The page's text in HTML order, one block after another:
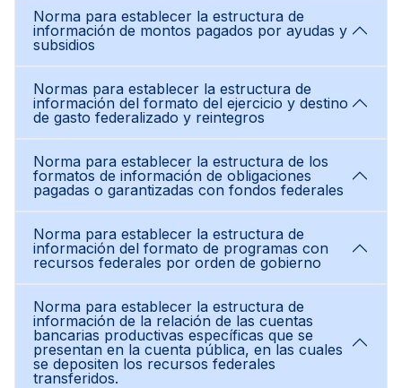
Norma para establecer la estructura de
información de montos pagados por ayudas y
subsidios
Normas para establecer la estructura de
información del formato del ejercicio y destino
de gasto federalizado y reintegros
Norma para establecer la estructura de los
formatos de información de obligaciones
pagadas o garantizadas con fondos federales
Norma para establecer la estructura de
información del formato de programas con
recursos federales por orden de gobierno
Norma para establecer la estructura de
información de la relación de las cuentas
bancarias productivas específicas que se
presentan en la cuenta pública, en las cuales
se depositen los recursos federales
transferidos.